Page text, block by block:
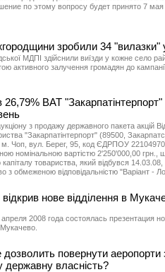
по этому вопросу будет принято 7 мая
зробили 34 "вилазки"
МДПІ здійснили виїзди у кожне село
активного залучення громадян до
ВАТ
з продажу державного пакета акцій
"Закарпатінтерпорт" (89500,
Чоп, вул. Берег, 95, код ЄДРПОУ 22104970)
номінальною вартістю 2'250'000,00 грн.,
капіталу товариства, який відбувся
з обмеженою відповідальністю "Варіант -
нове відділення в
2008 года состоялась презентация
повернути аеропорти
державну власність?